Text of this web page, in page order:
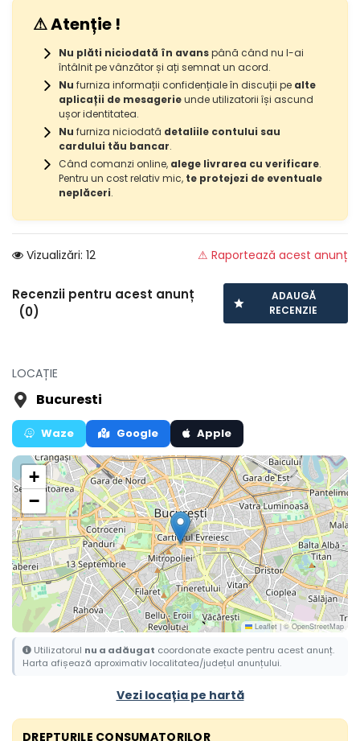
⚠ Atenție !
Nu plăti niciodată în avanspână când nu l-ai
întâlnit pe vânzător și ați semnat un acord.
Nu furniza informații confidențiale în discuții pe alte
aplicații de mesagerieunde utilizatorii își ascund
ușor identitatea.
Nu furniza niciodată detaliile contului sau
cardului tău bancar.
Când comanzi online, alege livrarea cu verificare.
Pentru un cost relativ mic, te protejezi de eventuale
neplăceri.
Vizualizări: 12 ⚠ Raportează acest anunț
Recenzii pentru acest anunț
(0)
ADAUGĂ
RECENZIE
LOCAȚIE
Bucuresti
Waze Google Apple
+
−
Leaflet |© OpenStreetMap
Utilizatorul nu a adăugat coordonate exacte pentru acest anunț.
Harta afișează aproximativ localitatea/județul anunțului.
Vezi locația pe hartă
DREPTURILE CONSUMATORILOR